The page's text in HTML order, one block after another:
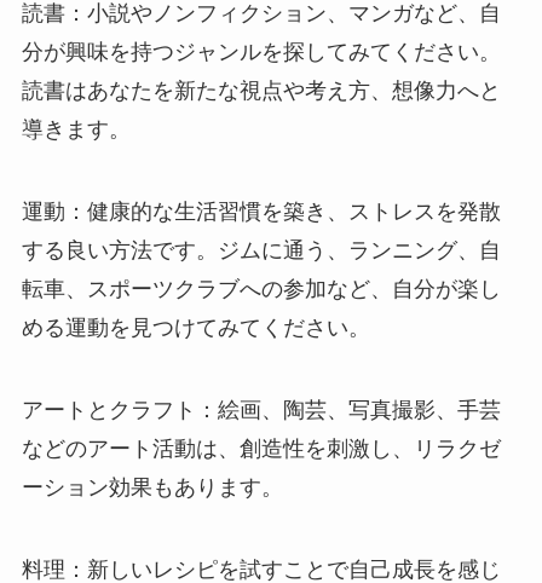
読書：小説やノンフィクション、マンガなど、自
分が興味を持つジャンルを探してみてください。
読書はあなたを新たな視点や考え方、想像力へと
導きます。
運動：健康的な生活習慣を築き、ストレスを発散
する良い方法です。ジムに通う、ランニング、自
転車、スポーツクラブへの参加など、自分が楽し
める運動を見つけてみてください。
アートとクラフト：絵画、陶芸、写真撮影、手芸
などのアート活動は、創造性を刺激し、リラクゼ
ーション効果もあります。
料理：新しいレシピを試すことで自己成長を感じ